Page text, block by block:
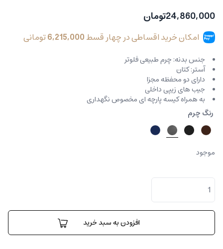
24,860,000تومان
امکان خرید اقساطی در چهار قسط6,215,000تومانی
جنس بدنه: چرم طبیعی فلوتر
آستر: کتان
دارای دو محفظه مجزا
جیب های زیپی داخلی
به همراه کیسه پارچه ای مخصوص نگهداری
رنگ چرم
موجود
کیف
کلاچ
ایزی
اکسس
عدد
افزودن به سبد خرید